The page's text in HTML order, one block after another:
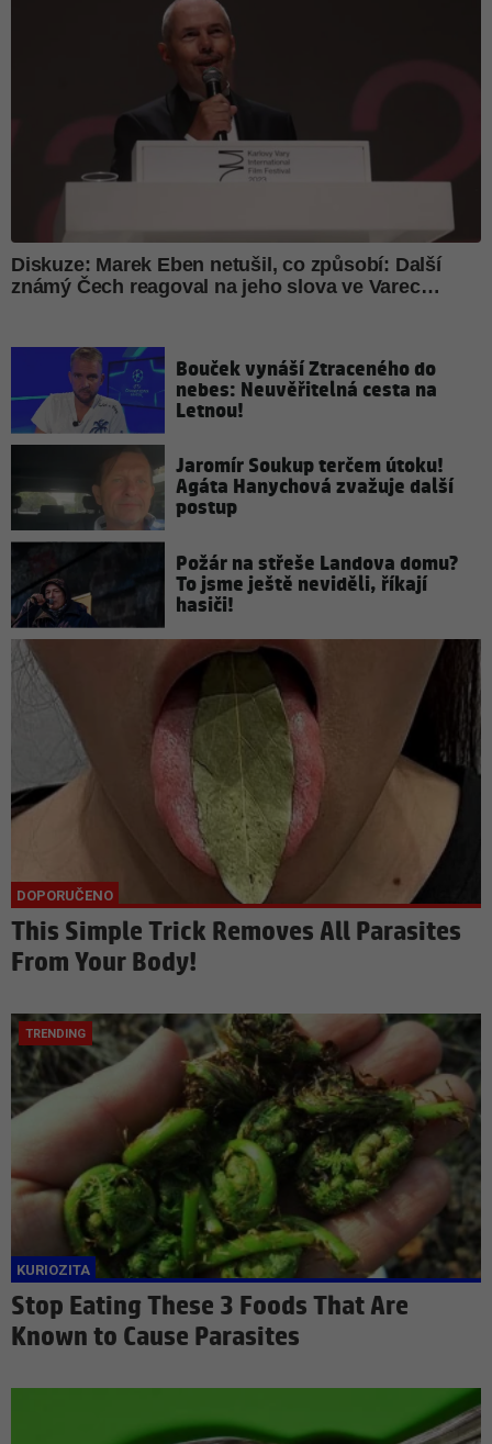
Bouček vynáší Ztraceného do
nebes: Neuvěřitelná cesta na
Letnou!
Jaromír Soukup terčem útoku!
Agáta Hanychová zvažuje další
postup
Požár na střeše Landova domu?
To jsme ještě neviděli, říkají
hasiči!
This Simple Trick Removes All Parasites
From Your Body!
Stop Eating These 3 Foods That Are
Known to Cause Parasites